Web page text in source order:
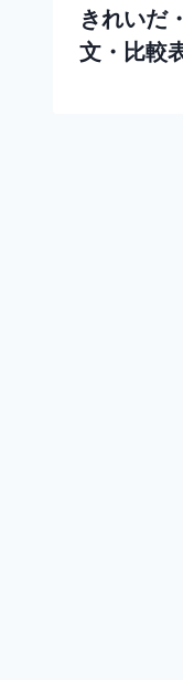
きれいだ
文・比較